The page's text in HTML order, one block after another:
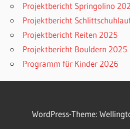
Projektbericht Springolino
Projektbericht
Projektbericht Reiten 2025
Projektbericht Bouldern 2025
Programm für Kinder 2026
WordPress-Theme: